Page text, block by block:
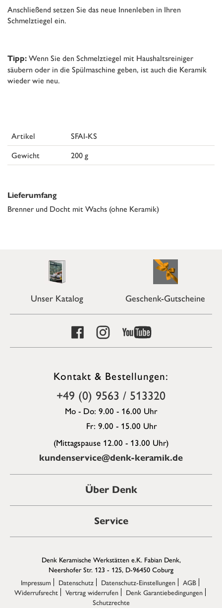
Anschließend setzen Sie das neue Innenleben in Ihren
Schmelztiegel ein.
Tipp: Wenn Sie den Schmelztiegel mit Haushaltsreiniger
säubern oder in die Spülmaschine geben, ist auch die Keramik
wieder wie neu.
Artikel
SFAI-KS
Gewicht
200 g
Lieferumfang
Brenner und Docht mit Wachs (ohne Keramik)
Unser Katalog Geschenk-Gutscheine
Kontakt & Bestellungen:
+49 (0) 9563 / 513320
Mo - Do: 9.00 - 16.00 Uhr
Fr: 9.00 - 15.00 Uhr
(Mittagspause 12.00 - 13.00 Uhr)
kundenservice@denk-keramik.de
Über Denk
Service
Denk Keramische Werkstätten e.K. Fabian Denk,
Neershofer Str. 123 - 125, D-96450 Coburg
Impressum
Datenschutz Datenschutz-Einstellungen
AGB
Widerrufsrecht
Vertrag widerrufen
Denk Garantiebedingungen
Schutzrechte